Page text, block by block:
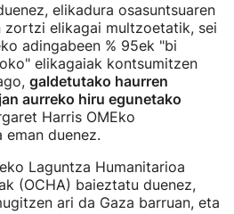
elikadura osasuntsuaren
zortzi elikagai multzoetatik, sei
adingabeen % 95ek "bi
elikagaiak kontsumitzen
galdetutako haurren
aurreko hiru egunetako
Harris OMEko
duenez.
Laguntza Humanitarioa
(OCHA) baieztatu duenez,
ari da Gaza barruan, eta